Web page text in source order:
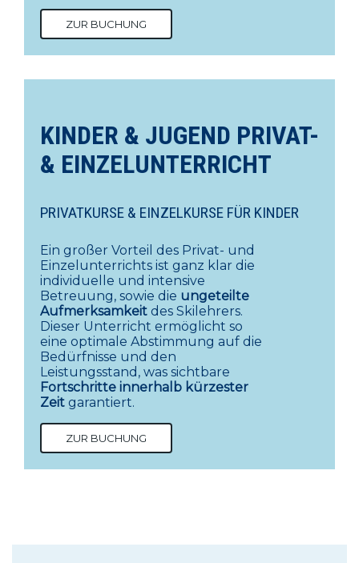
ZUR BUCHUNG
KINDER & JUGEND PRIVAT-
& EINZELUNTERRICHT
PRIVATKURSE & EINZELKURSE FÜR KINDER
Ein großer Vorteil des Privat- und
Einzelunterrichts ist ganz klar die
individuelle und intensive
Betreuung, sowie die ungeteilte
Aufmerksamkeit des Skilehrers.
Dieser Unterricht ermöglicht so
eine optimale Abstimmung auf die
Bedürfnisse und den
Leistungsstand, was sichtbare
Fortschritte innerhalb kürzester
Zeit garantiert.
ZUR BUCHUNG